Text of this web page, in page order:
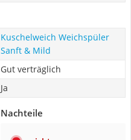
Kuschelweich Weichspüler
Sanft & Mild
Gut verträglich
Ja
Nachteile